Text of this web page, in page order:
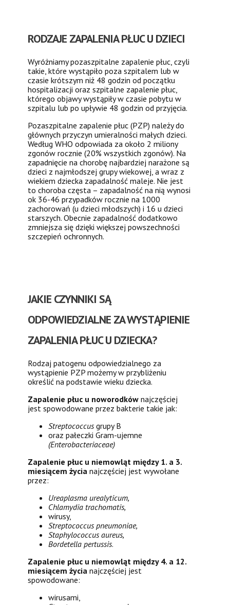
RODZAJE ZAPALENIA PŁUC U DZIECI
Wyróżniamy pozaszpitalne zapalenie płuc, czyli
takie, które wystąpiło poza szpitalem lub w
czasie krótszym niż 48 godzin od początku
hospitalizacji oraz szpitalne zapalenie płuc,
którego objawy wystąpiły w czasie pobytu w
szpitalu lub po upływie 48 godzin od przyjęcia.
Pozaszpitalne zapalenie płuc (PZP) należy do
głównych przyczyn umieralności małych dzieci.
Według WHO odpowiada za około 2 miliony
zgonów rocznie (20% wszystkich zgonów). Na
zapadnięcie na chorobę najbardziej narażone są
dzieci z najmłodszej grupy wiekowej, a wraz z
wiekiem dziecka zapadalność maleje. Nie jest
to choroba częsta – zapadalność na nią wynosi
ok 36-46 przypadków rocznie na 1000
zachorowań (u dzieci młodszych) i 16 u dzieci
starszych. Obecnie zapadalność dodatkowo
zmniejsza się dzięki większej powszechności
szczepień ochronnych.
JAKIE CZYNNIKI SĄ
ODPOWIEDZIALNE ZA WYSTĄPIENIE
ZAPALENIA PŁUC U DZIECKA?
Rodzaj patogenu odpowiedzialnego za
wystąpienie PZP możemy w przybliżeniu
określić na podstawie wieku dziecka.
Zapalenie płuc u noworodków najczęściej
jest spowodowane przez bakterie takie jak:
Streptococcus grupy B
oraz pałeczki Gram-ujemne
(Enterobacteriaceae)
Zapalenie płuc u niemowląt między 1. a 3.
miesiącem życia najczęściej jest wywołane
przez:
Ureaplasma urealyticum,
Chlamydia trachomatis,
wirusy,
Streptococcus pneumoniae,
Staphylococcus aureus,
Bordetella pertussis.
Zapalenie płuc u niemowląt między 4. a 12.
miesiącem życia najczęściej jest
spowodowane:
wirusami,